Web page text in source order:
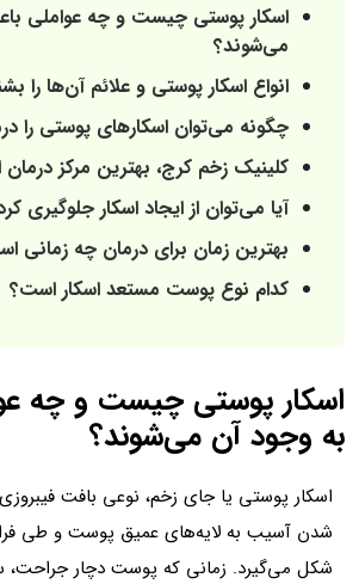
اسکار پوستی چیست و چه عواملی
می‌شوند؟
انواع اسکار پوستی و علائم آن‌ها را
چگونه می‌توان اسکارهای پوستی را
کلینیک زخم کرج، بهترین مرکز درمان
آیا می‌توان از ایجاد اسکار جلوگیری
بهترین زمان برای درمان چه زمانی
کدام نوع پوست مستعد اسکار است؟
اسکار پوستی چیست و چه
به وجود آن می‌شوند؟
اسکار پوستی یا جای زخم، نوعی بافت
شدن آسیب به لایه‌های عمیق پوست و طی
شکل می‌گیرد. زمانی که پوست دچار جراحت،